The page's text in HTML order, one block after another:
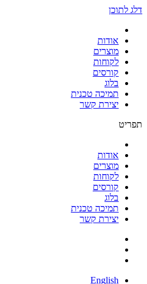
דלג לתוכן
אודות
מוצרים
לקוחות
קורסים
בלוג
תמיכה טכנית
יצירת קשר
תפריט
אודות
מוצרים
לקוחות
קורסים
בלוג
תמיכה טכנית
יצירת קשר
English